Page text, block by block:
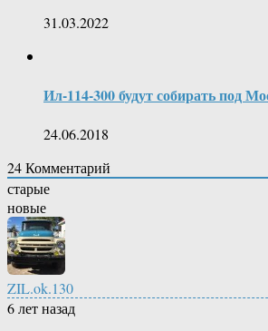
31.03.2022
Ил-114-300 будут собирать под
24.06.2018
24Комментарий
старые
новые
ZIL.ok.130
6 лет назад